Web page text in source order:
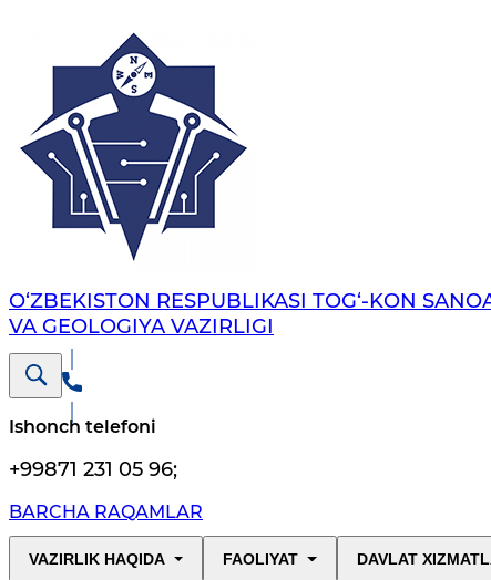
O‘ZBEKISTON RESPUBLIKASI TOG‘-KON
VA GEOLOGIYA VAZIRLIGI
Ishonch telefoni
+99871 231 05 96;
BARCHA RAQAMLAR
VAZIRLIK HAQIDA FAOLIYAT DAVLAT